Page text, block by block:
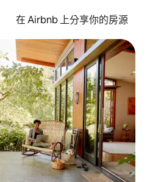
在 Airbnb 上分享你的房源